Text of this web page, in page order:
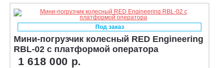
Под заказ
Мини-погрузчик колесный RED Engineering
RBL-02 с платформой оператора
1 618 000 р.